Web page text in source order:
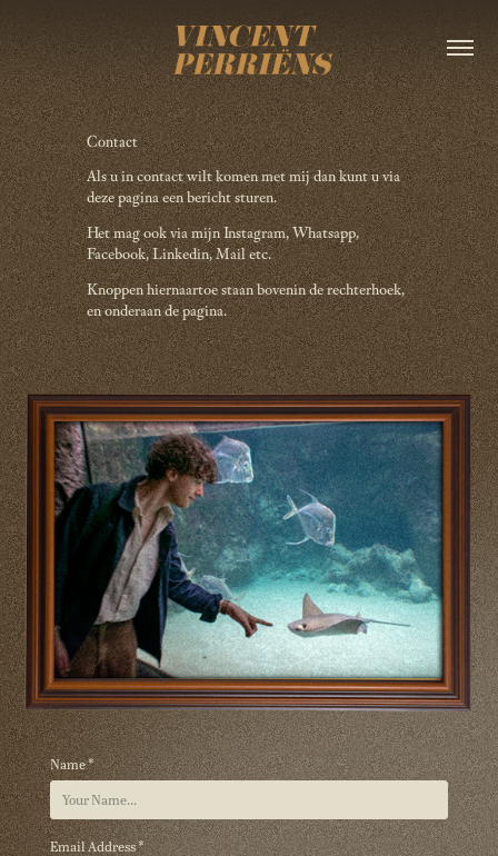
Contact
Als u in contact wilt komen met mij dan kunt u via
deze pagina een bericht sturen.
Het mag ook via mijn Instagram, Whatsapp,
Facebook, Linkedin, Mail etc.
Knoppen hiernaartoe staan bovenin de rechterhoek,
en onderaan de pagina. ​​​​​​​
Name *
Email Address *